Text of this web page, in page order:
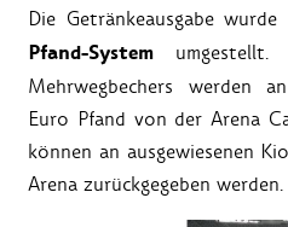
Die Getränkeausgabe
Pfand-System
Mehrwegbechers werden
Euro Pfand von der Arena
können an ausgewiesenen
Arena zurückgegeben werden.